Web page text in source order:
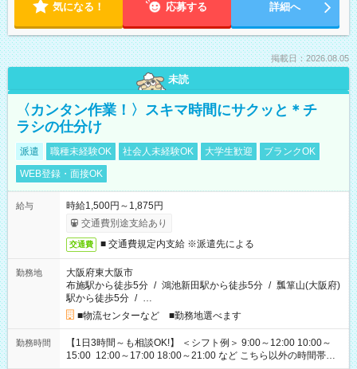
気になる！ 応募する 詳細へ
掲載日：2026.08.05
未読
〈カンタン作業！〉スキマ時間にサクッと＊チ
ラシの仕分け
派遣 職種未経験OK 社会人未経験OK 大学生歓迎
ブランクOK
WEB登録・面接OK
給与
時給1,500円～1,875円
交通費別途支給あり
交通費 ■ 交通費規定内支給 ※派遣先による
勤務地
大阪府東大阪市
布施駅から徒歩5分 / 鴻池新田駅から徒歩5分 / 瓢箪山(大阪府)
駅から徒歩5分 / …
■物流センターなど ■勤務地選べます
勤務時間
【1日3時間～も相談OK!】 ＜シフト例＞ 9:00～12:00 10:00～
15:00 12:00～17:00 18:00～21:00 など こちら以外の時間帯も